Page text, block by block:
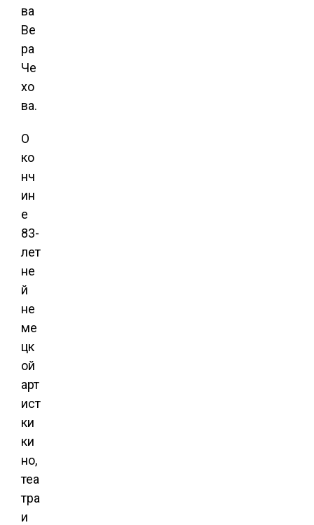
ва
Ве
ра
Че
хо
ва.
О
ко
нч
ин
е
83-
лет
не
й
не
ме
цк
ой
арт
ист
ки
ки
но,
теа
тра
и